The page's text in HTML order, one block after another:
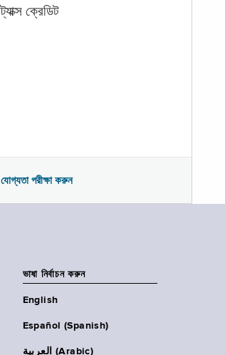
ট্যাক্স ক্রেডিট
যোগ্যতা পরীক্ষা করুন
ভাষা নির্বাচন করুন
English
Español (Spanish)
العربية (Arabic)